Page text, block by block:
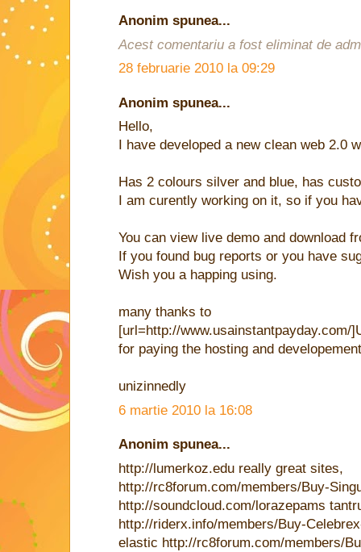
Anonim spunea...
Acest comentariu a fost eliminat de
28 februarie 2010 la 09:29
Anonim spunea...
Hello,
I have developed a new clean web 2.0
Has 2 colours silver and blue, has
I am curently working on it, so if you
You can view live demo and download
If you found bug reports or you have
Wish you a happing using.
many thanks to
[url=http://www.usainstantpayday.com/
for paying the hosting and
unizinnedly
6 martie 2010 la 16:08
Anonim spunea...
http://lumerkoz.edu really great sites,
http://rc8forum.com/members/Buy-
http://soundcloud.com/lorazepams
http://riderx.info/members/Buy-
elastic http://rc8forum.com/members/